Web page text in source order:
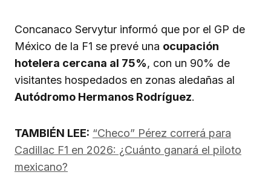
Concanaco Servytur informó que por el GP de
México de la F1 se prevé una ocupación
hotelera cercana al 75%, con un 90% de
visitantes hospedados en zonas aledañas al
Autódromo Hermanos Rodríguez.
TAMBIÉN LEE: “Checo” Pérez correrá para
Cadillac F1 en 2026: ¿Cuánto ganará el piloto
mexicano?